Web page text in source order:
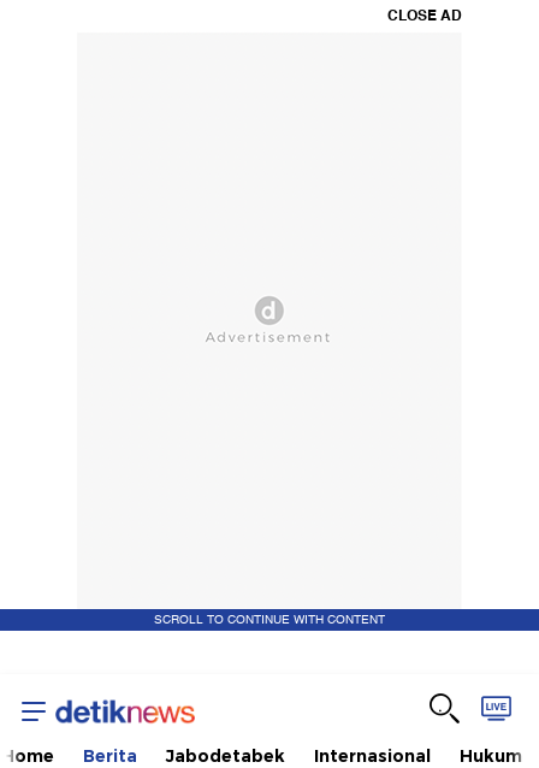
CLOSE AD
SCROLL TO CONTINUE WITH CONTENT
Home Berita Jabodetabek Internasional Hukum